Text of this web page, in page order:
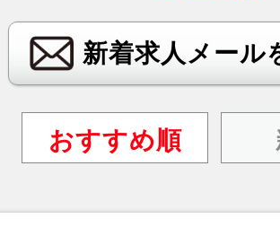
新着求人メール
おすすめ順